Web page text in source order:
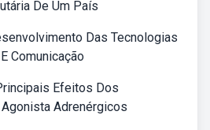
De Um País
Das Tecnologias
Comunicação
Efeitos Dos
Adrenérgicos